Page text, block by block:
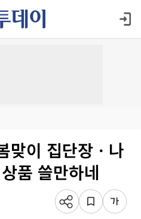
맞이 집단장ㆍ나
품 쓸만하네